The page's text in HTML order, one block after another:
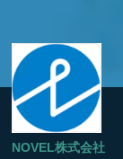
NOVEL株式会社